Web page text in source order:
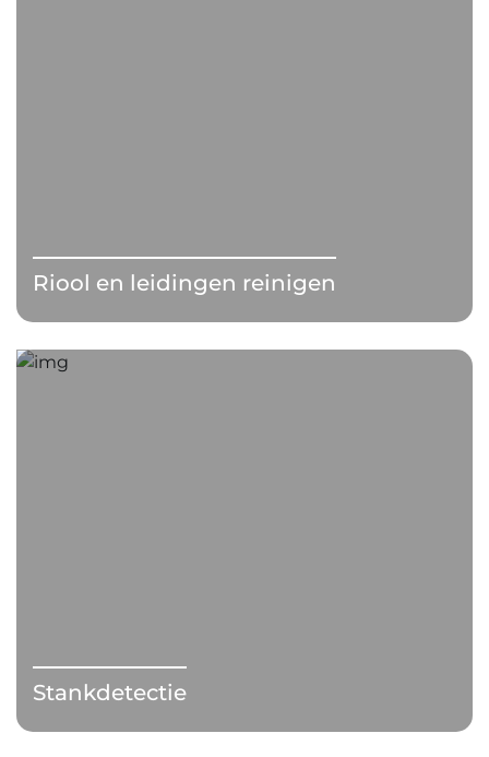
Riool en leidingen reinigen
Stankdetectie